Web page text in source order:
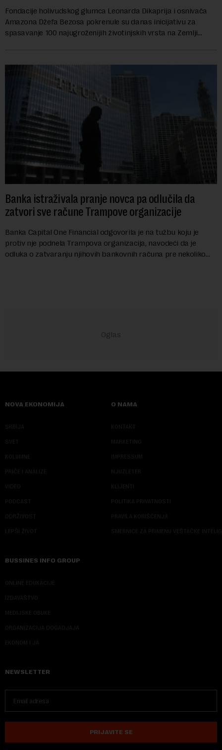
Fondacije holivudskog glumca Leonarda Dikaprija i osnivača
Amazona Džefa Bezosa pokrenule su danas inicijativu za
spasavanje 100 najugroženijih životinjskih vrsta na Zemlji
Banka istraživala pranje novca pa odlučila da
zatvori sve račune Trampove organizacije
Banka Capital One Financial odgovorila je na tužbu koju je
protiv nje podnela Trampova organizacija, navodeći da je
odluka o zatvaranju njihovih bankovnih računa pre nekoliko
NOVA EKONOMIJA
SRBIJA
SVET
KOLUMNE
PRIČE I ANALIZE
VIDEO
PODCAST
ODRŽIVOST
LEPŠI ŽIVOT
O NAMA
KONTAKT
MARKETING
IMPRESSUM
NJUZLETER
KLIJENTI
POLITIKA PRIVATNOSTI
PRAVILA KORIŠĆENJA
SMERNICE ZA PRIMENU VEŠTAČKE
BUSSINES INFO GROUP
ONLINE EDUKACIJE
IZDAVAŠTVO
MEDIJSKE OBUKE
ORGANIZACIJA DOGADJAJA
EKONOM I JA
NEWSLETTER
PRIJAVITE SE